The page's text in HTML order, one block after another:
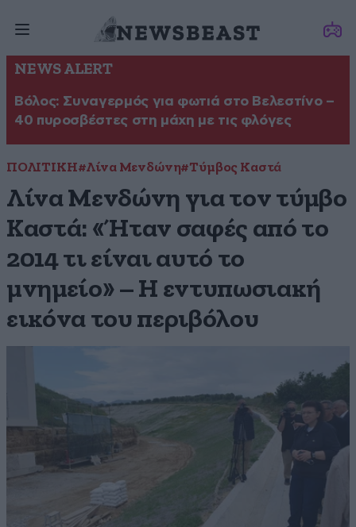
NEWS ALERT
Βόλος: Συναγερμός για φωτιά στο Βελεστίνο –
40 πυροσβέστες στη μάχη με τις φλόγες
ΠΟΛΙΤΙΚΗ#Λίνα Μενδώνη#Τύμβος Καστά
Λίνα Μενδώνη για τον τύμβο
Καστά: «Ήταν σαφές από το
2014 τι είναι αυτό το
μνημείο» – Η εντυπωσιακή
εικόνα του περιβόλου